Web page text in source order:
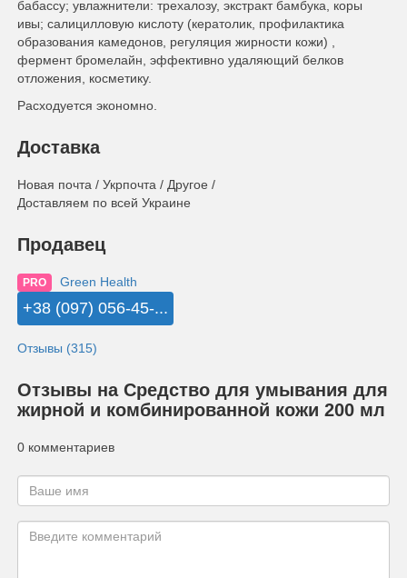
бабассу; увлажнители: трехалозу, экстракт бамбука, коры
ивы; салицилловую кислоту (кератолик, профилактика
образования камедонов, регуляция жирности кожи) ,
фермент бромелайн, эффективно удаляющий белков
отложения, косметику.
Расходуется экономно.
Доставка
Новая почта / Укрпочта / Другое /
Доставляем по всей Украине
Продавец
PRO Green Health
+38 (097) 056-45-...
Отзывы (315)
Отзывы на Средство для умывания для
жирной и комбинированной кожи 200 мл
0 комментариев